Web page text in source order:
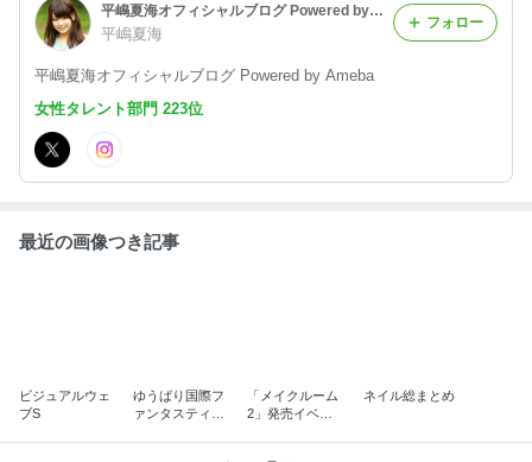
平嶋夏海オフィシャルブログ Powered by Ameba
平嶋夏海
平嶋夏海オフィシャルブログ Powered by Ameba
フォロー
女性タレント部門 223位
最近の画像つき記事
ビジュアルウェ
ブS
ゆうばり国際フ
ァンタスティッ
「メイクルーム
2」発売イベン
ネイル総まとめ